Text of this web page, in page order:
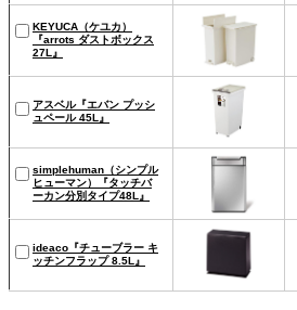
KEYUCA（ケユカ）
『arrots ダストボックス
27L』
アスベル『エバン プッシ
ュペール 45L』
simplehuman（シンプル
ヒューマン）『タッチバ
ーカン分別タイプ48L』
ideaco『チューブラー キ
ッチンフラップ 8.5L』